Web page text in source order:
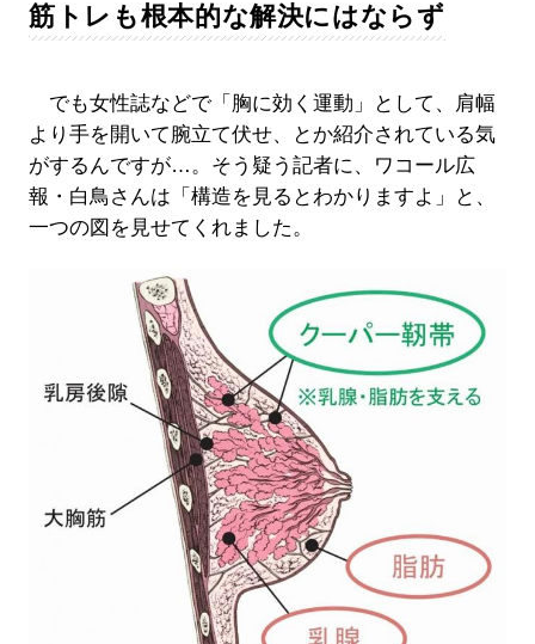
筋トレも根本的な解決にはならず
でも女性誌などで「胸に効く運動」として、肩幅
より手を開いて腕立て伏せ、とか紹介されている気
がするんですが…。そう疑う記者に、ワコール広
報・白鳥さんは「構造を見るとわかりますよ」と、
一つの図を見せてくれました。